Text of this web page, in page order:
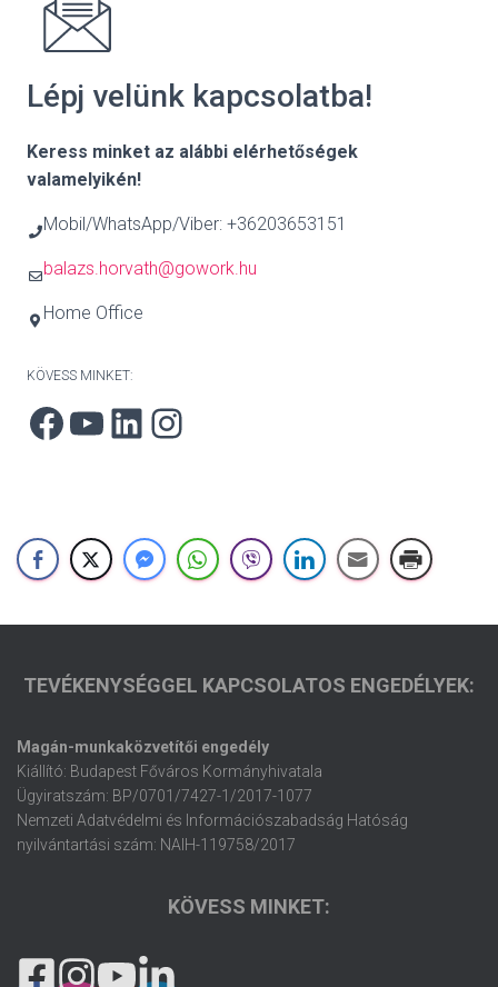
Lépj velünk kapcsolatba!
Keress minket az alábbi elérhetőségek
valamelyikén!
Mobil/WhatsApp/Viber: +36203653151
balazs.horvath@gowork.hu
Home Office
KÖVESS MINKET:
Facebook
YouTube
LinkedIn
Instagram
TEVÉKENYSÉGGEL KAPCSOLATOS ENGEDÉLYEK:
Magán-munkaközvetítői engedély
Kiállító: Budapest Főváros Kormányhivatala
Ügyiratszám: BP/0701/7427-1/2017-1077
Nemzeti Adatvédelmi és Információszabadság Hatóság
nyilvántartási szám: NAIH-119758/2017
KÖVESS MINKET: